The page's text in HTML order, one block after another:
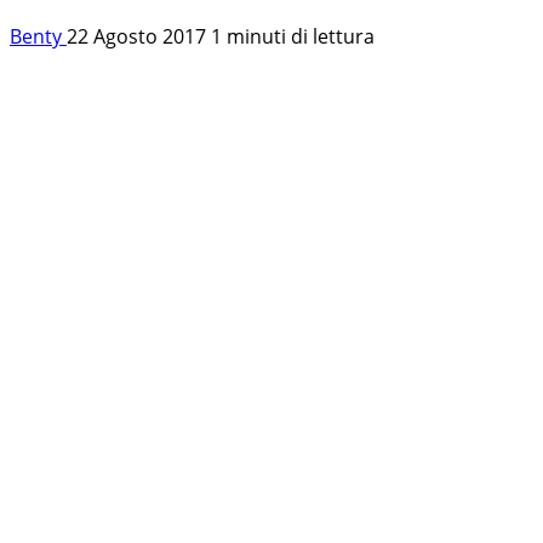
Benty22 Agosto 2017 1 minuti di lettura